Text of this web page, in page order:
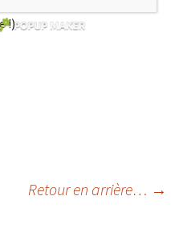
janvier, « La Louve de
!)
Retour en arrière… →